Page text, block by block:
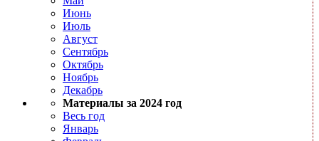
Июнь
Июль
Август
Сентябрь
Октябрь
Ноябрь
Декабрь
Материалы за 2024 год
Весь год
Январь